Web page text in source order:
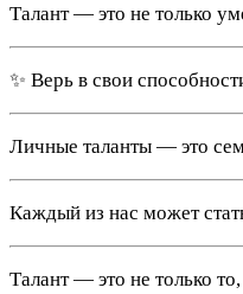
Талант — это не только
✨ Верь в свои
Личные таланты — это
Каждый из нас может
Талант — это не только